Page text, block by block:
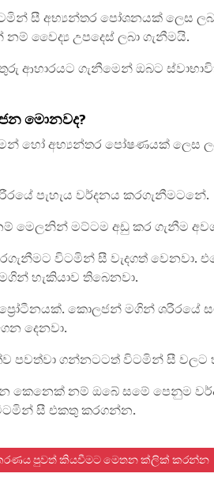
සී අභ්‍යන්තර පෝශනයක් ලෙස
නම් වෛද්‍ය උපදෙස් ලබා ගැනීමයි.
ආහාරයට ගැනීමෙන් ඔබට
මොනවද?
හෝ අභ්‍යන්තර පෝෂණයක් ලෙස
පැහැය වර්දනය කරගැනීමටනේ.
මෙලනින් මට්ටම අඩු කර ගැනීම
විටමින් සී වැදගත් වෙනවා.
හැකියාව තිබෙනවා.
කොලජන් මගින් ශරීරයේ
දෙනවා.
පවත්වා ගන්නටටත් විටමින් සී වලට
කෙනෙක් නම් ඔබේ සමේ පෙනුම
සී එකතු කරගන්න.
පුවත් කියවීමට මෙතන ක්ලික් කරන්න